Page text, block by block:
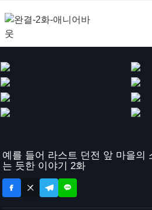
예를 들어 라스트 던전 앞 마을의
는 듯한 이야기 2화